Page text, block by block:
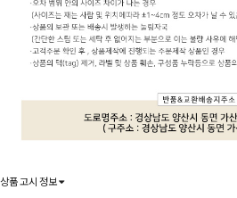
상품 고시 정보